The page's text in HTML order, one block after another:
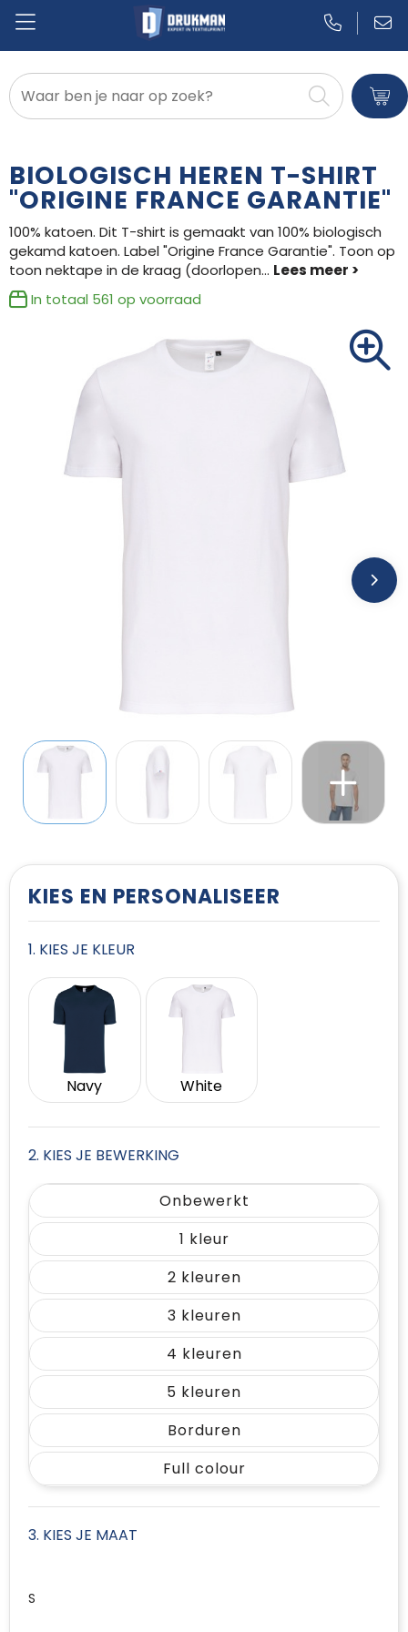
Badtextiel en Douche
Bodywarmers
Broeken en Rokken
Caps, Hoeden en Mutsen
Handschoenen en Sjaals
Jassen
Kledingaccessoires
Regenkleding
Schoenen
Sweaters
T-Shirts
Vesten
BIOLOGISCH HEREN T-SHIRT
"ORIGINE FRANCE GARANTIE"
100% katoen. Dit T-shirt is gemaakt van 100% biologisch
gekamd katoen. Label "Origine France Garantie". Toon op
toon nektape in de kraag (doorlopen...
In totaal 561 op voorraad
KIES EN PERSONALISEER
1. KIES JE KLEUR
Navy White
2. KIES JE BEWERKING
Onbewerkt
1
2
3
4
5
Borduren
Full colour
3. KIES JE MAAT
S